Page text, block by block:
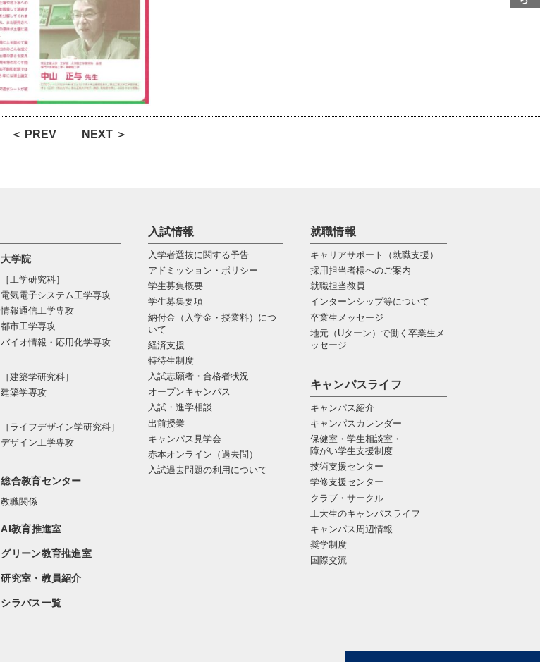
＜ PREV NEXT ＞
大学院
［工学研究科］
電気電⼦システム⼯学専攻
情報通信⼯学専攻
都市⼯学専攻
バイオ情報・応⽤化学専攻
［建築学研究科］
建築学専攻
［ライフデザイン学研究科］
デザイン工学専攻
総合教育センター
教職関係
AI教育推進室
グリーン教育推進室
研究室・教員紹介
シラバス一覧
入試情報
入学者選抜に関する予告
アドミッション・ポリシー
学生募集概要
学生募集要項
納付金（入学金・授業料）につ
いて
経済支援
特待生制度
入試志願者・合格者状況
オープンキャンパス
入試・進学相談
出前授業
キャンパス見学会
赤本オンライン（過去問）
入試過去問題の利用について
就職情報
キャリアサポート（就職支援）
採用担当者様へのご案内
就職担当教員
インターンシップ等について
卒業生メッセージ
地元（Uターン）で働く卒業生メ
ッセージ
キャンパスライフ
キャンパス紹介
キャンパスカレンダー
保健室・学生相談室・
障がい学生支援制度
技術支援センター
学修支援センター
クラブ・サークル
工大生のキャンパスライフ
キャンパス周辺情報
奨学制度
国際交流